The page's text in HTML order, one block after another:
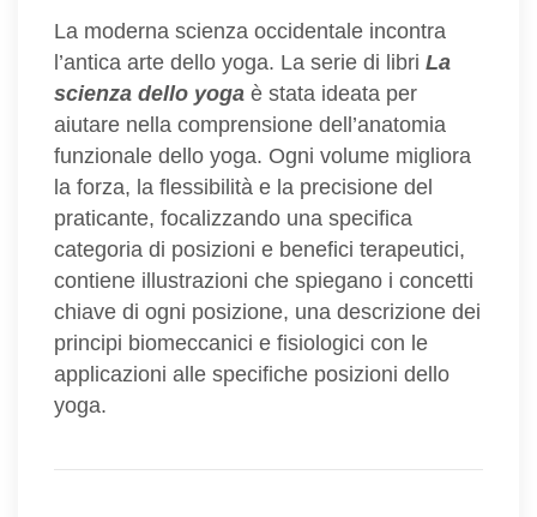
La moderna scienza occidentale incontra
l’antica arte dello yoga. La serie di libri La
scienza dello yoga è stata ideata per
aiutare nella comprensione dell’anatomia
funzionale dello yoga. Ogni volume migliora
la forza, la flessibilità e la precisione del
praticante, focalizzando una specifica
categoria di posizioni e benefici terapeutici,
contiene illustrazioni che spiegano i concetti
chiave di ogni posizione, una descrizione dei
principi biomeccanici e fisiologici con le
applicazioni alle specifiche posizioni dello
yoga.